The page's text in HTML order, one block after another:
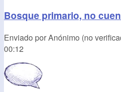
Bosque primario, no
Enviado porAnónimo (no
00:12